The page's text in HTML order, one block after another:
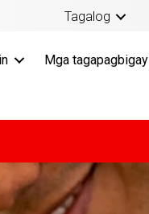
Tagalog
Mga tagapagbigay